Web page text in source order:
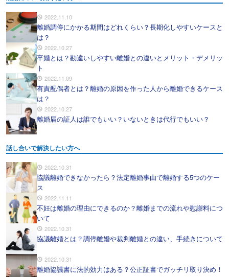
2022.11.10
離婚調停にかかる期間はどれくらい？長期化しやすいケースと
は？
2022.10.27
卒婚とは？勘違いしやすい離婚との違いとメリット・デメリッ
ト
2022.11.09
有責配偶者とは？離婚の原因を作った人から離婚できるケース
は？
2022.10.27
離婚届の証人は誰でもいい？いないときは代行でもいい？
話し合いで解決したい方へ
2022.10.31
協議離婚できなかったら？法定離婚事由で離婚する5つのケー
ス
2022.11.11
不妊は離婚の理由にできるのか？離婚までの流れや慰謝料につ
いて
2022.10.31
協議離婚とは？調停離婚や裁判離婚との違い、手続きについて
2022.10.31
離婚協議書に法的効力はある？公正証書でガッチリ取り決め！